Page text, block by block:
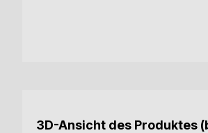
3D-Ansicht des Produktes